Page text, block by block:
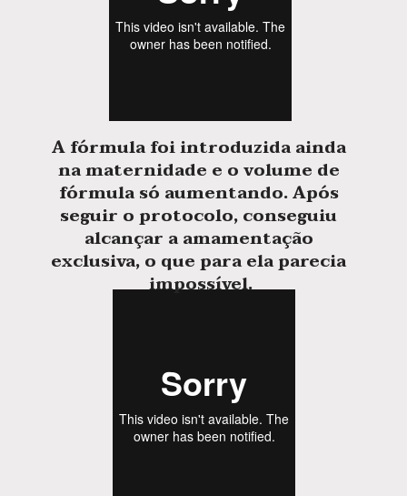
A fórmula foi introduzida ainda
na maternidade e o volume de
fórmula só aumentando. Após
seguir o protocolo, conseguiu
alcançar a amamentação
exclusiva, o que para ela parecia
impossível.